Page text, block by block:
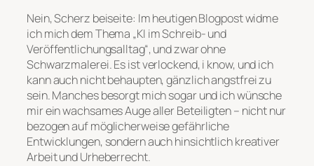
Nein, Scherz beiseite: Im heutigen Blogpost widme
ich mich dem Thema „KI im Schreib- und
Veröffentlichungsalltag“, und zwar ohne
Schwarzmalerei. Es ist verlockend, i know, und ich
kann auch nicht behaupten, gänzlich angstfrei zu
sein. Manches besorgt mich sogar und ich wünsche
mir ein wachsames Auge aller Beteiligten – nicht nur
bezogen auf möglicherweise gefährliche
Entwicklungen, sondern auch hinsichtlich kreativer
Arbeit und Urheberrecht.